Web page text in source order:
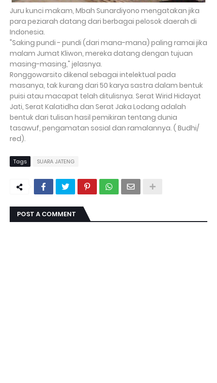
Juru kunci makam, Mbah Sunardiyono mengatakan jika
para peziarah datang dari berbagai pelosok daerah di
Indonesia.
"Saking pundi - pundi (dari mana-mana) paling ramai jika
malam Jumat Kliwon, mereka datang dengan tujuan
masing-masing," jelasnya.
Ronggowarsito dikenal sebagai intelektual pada
masanya, tak kurang dari 50 karya sastra dalam bentuk
puisi atau macapat telah ditulisnya. Serat Wirid Hidayat
Jati, Serat Kalatidha dan Serat Jaka Lodang adalah
bentuk dari tulisan hasil pemikiran tentang dunia
tasawuf, pengamatan sosial dan ramalannya. ( Budhi/
red).
Tags SUARA JATENG
POST A COMMENT